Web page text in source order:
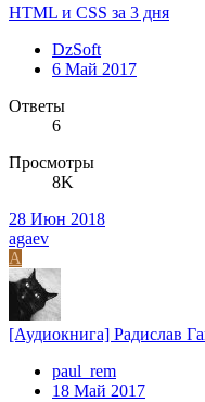
HTML и CSS за 3 дня
DzSoft
6 Май 2017
Ответы
6
Просмотры
8K
28 Июн 2018
agaev
A
[Аудиокнига] Радислав
paul_rem
18 Май 2017